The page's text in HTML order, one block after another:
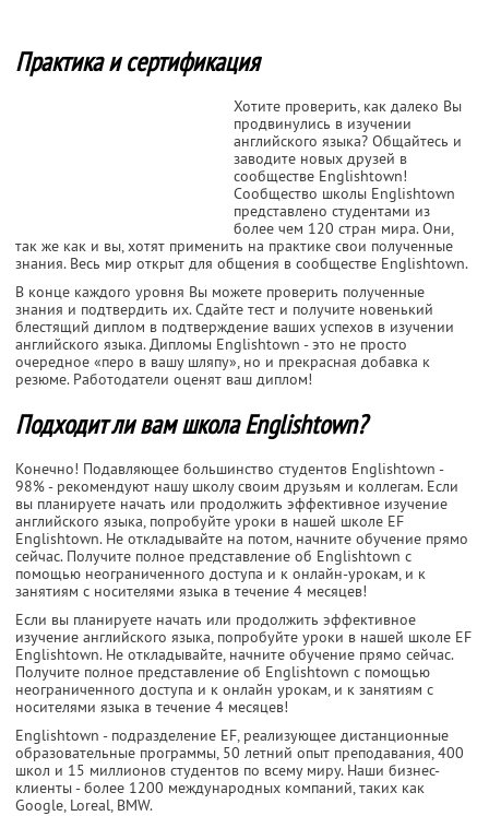
Практика и сертификация
Хотите проверить, как далеко Вы
продвинулись в изучении
английского языка? Общайтесь и
заводите новых друзей в
сообществе Englishtown!
Сообщество школы Englishtown
представлено студентами из
более чем 120 стран мира. Они,
так же как и вы, хотят применить на практике свои полученные
знания. Весь мир открыт для общения в сообществе Englishtown.
В конце каждого уровня Вы можете проверить полученные
знания и подтвердить их. Сдайте тест и получите новенький
блестящий диплом в подтверждение ваших успехов в изучении
английского языка. Дипломы Englishtown - это не просто
очередное «перо в вашу шляпу», но и прекрасная добавка к
резюме. Работодатели оценят ваш диплом!
Подходит ли вам школа Englishtown?
Конечно! Подавляющее большинство студентов Englishtown -
98% - рекомендуют нашу школу своим друзьям и коллегам. Если
вы планируете начать или продолжить эффективное изучение
английского языка, попробуйте уроки в нашей школе EF
Englishtown. Не откладывайте на потом, начните обучение прямо
сейчас. Получите полное представление об Englishtown с
помощью неограниченного доступа и к онлайн-урокам, и к
занятиям с носителями языка в течение 4 месяцев!
Если вы планируете начать или продолжить эффективное
изучение английского языка, попробуйте уроки в нашей школе EF
Englishtown. Не откладывайте, начните обучение прямо сейчас.
Получите полное представление об Englishtown с помощью
неограниченного доступа и к онлайн урокам, и к занятиям с
носителями языка в течение 4 месяцев!
Englishtown - подразделение EF, реализующее дистанционные
образовательные программы, 50 летний опыт преподавания, 400
школ и 15 миллионов студентов по всему миру. Наши бизнес-
клиенты - более 1200 международных компаний, таких как
Google, Loreal, BMW.